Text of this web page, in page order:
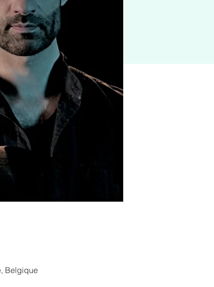
Belgique